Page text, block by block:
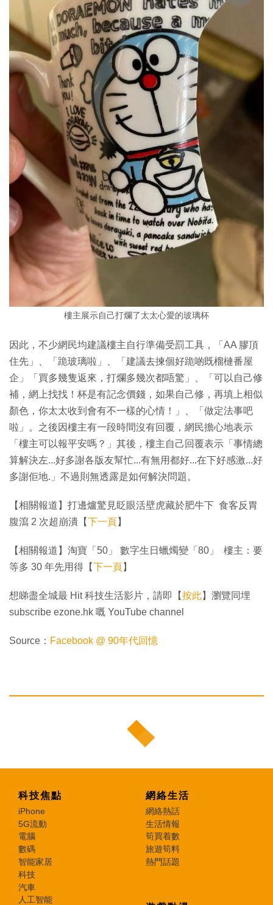
樓主展示自己打爛了太太心愛的玻璃杯
因此，不少網民均建議樓主自行準備受罰工具，「AA 膠頂
住先」、「跪玻璃啦」、「建議去揀個好跪啲既榴槤番屋
企」「買多幾隻返來，打爛多幾次都唔驚」、「可以自己修
補，網上找找！杯是有記念價錢，如果自己修，再填上相似
顏色，你太太收到會有不一樣的心情！」、「做定法事吧
啦」。之後因樓主有一段時間沒有回覆，網民擔心地表示
「樓主可以報平安嗎？」其後，樓主自己回覆表示「事情總
算解決左...好多謝各版友幫忙...有無用都好...在下好感激...好
多謝佢地.」不過則無透露是如何解決問題。
【相關報道】打邊爐驚見眨眼活壁虎藏於肥牛下 食客反胃
腹瀉 2 次超崩潰【下一頁】
【相關報道】淘寶「50」 數字生日蠟燭變「80」 樓主：要
等多 30 年先用得【下一頁】
想睇盡全城最 Hit 科技生活影片，請即【按此】瀏覽同埋
subscribe ezone.hk 嘅 YouTube channel
Source： Facebook @ 90年代回憶
科技焦點
iPhone
5G流動
電腦
數碼
智能家居
科技
汽車
人工智能
網絡生活
網絡熱話
生活情報
筍買着數
旅遊筍料
熱門話題